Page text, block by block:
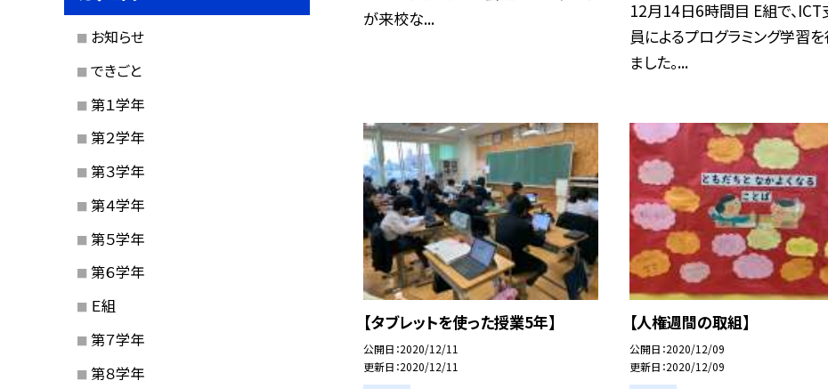
が来校な...
12月14日6時間目 E組で、ICT
員によるプログラミング学習
ました。...
【タブレットを使った授業5年】
公開日 2020/12/11
更新日 2020/12/11
【人権週間の取組】
公開日 2020/12/09
更新日 2020/12/09
お知らせ
できごと
第１学年
第２学年
第３学年
第４学年
第５学年
第６学年
Ｅ組
第７学年
第８学年